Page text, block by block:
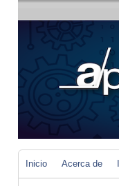
Inicio Acerca de